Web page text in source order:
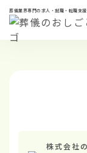
葬儀業界専門の求人・就職・転職支
株式会社